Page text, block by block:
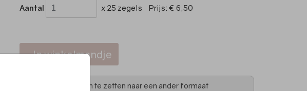
Aantal x 25 zegels Prijs:€ 6,50
In winkelmandje
Elk kaartje is om te zetten naar een ander formaat